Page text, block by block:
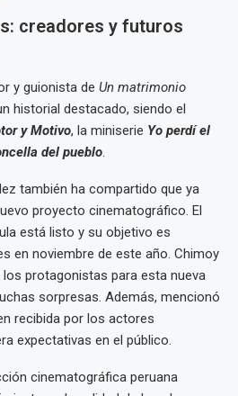
creadores y futuros
y guionista de Un matrimonio
historial destacado, siendo el
y Motivo, la miniserie Yo perdí el
del pueblo.
también ha compartido que ya
proyecto cinematográfico. El
está listo y su objetivo es
en noviembre de este año. Chimoy
protagonistas para esta nueva
sorpresas. Además, mencionó
recibida por los actores
expectativas en el público.
cinematográfica peruana